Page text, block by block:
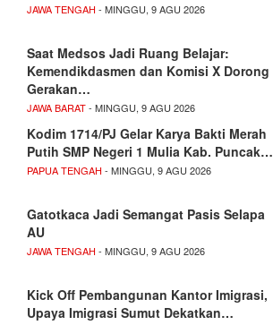
JAWA TENGAH - MINGGU, 9 AGU 2026
Saat Medsos Jadi Ruang Belajar:
Kemendikdasmen dan Komisi X Dorong
Gerakan…
JAWA BARAT- MINGGU, 9 AGU 2026
Kodim 1714/PJ Gelar Karya Bakti Merah
Putih SMP Negeri 1 Mulia Kab. Puncak…
PAPUA TENGAH - MINGGU, 9 AGU 2026
Gatotkaca Jadi Semangat Pasis Selapa
AU
JAWA TENGAH - MINGGU, 9 AGU 2026
Kick Off Pembangunan Kantor Imigrasi,
Upaya Imigrasi Sumut Dekatkan…